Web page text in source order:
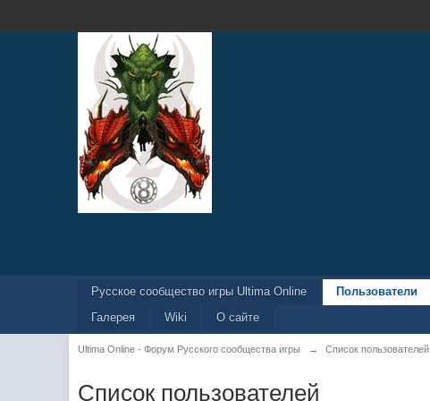
Русское сообщество игры Ultima Online Пользователи
Галерея
Wiki О сайте
Ultima Online - Форум Русского сообщества игры → Список пользователей
Список пользователей